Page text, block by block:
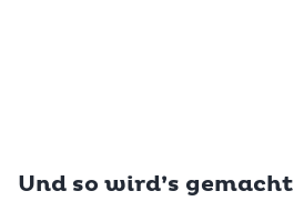
Und so wird’s gemacht